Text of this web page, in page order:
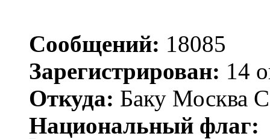
Сообщений: 18085
Зарегистрирован: 14
Откуда: Баку Москва
Национальный флаг: